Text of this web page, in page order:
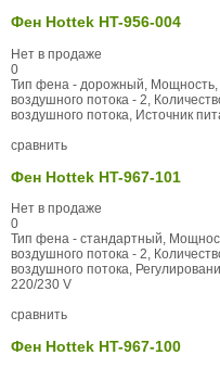
Фен Hottek HT-956-004
Нет в продаже
0
Тип фена - дорожный, Мощность,
воздушного потока - 2,
воздушного потока, Источник
сравнить
Фен Hottek HT-967-101
Нет в продаже
0
Тип фена - стандартный,
воздушного потока - 2,
воздушного потока,
220/230 V
сравнить
Фен Hottek HT-967-100